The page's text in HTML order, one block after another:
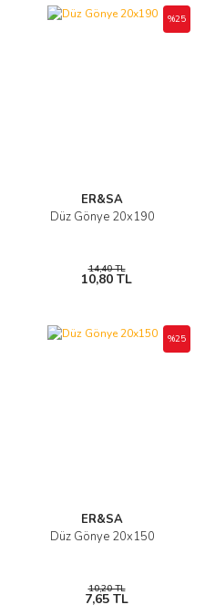
ER&SA
Düz Gönye 20x190
%25
14,40 TL
10,80 TL
ER&SA
Düz Gönye 20x150
%25
10,20 TL
7,65 TL